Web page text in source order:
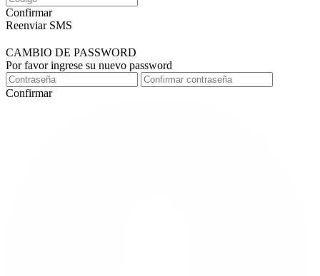
Confirmar
Reenviar SMS
CAMBIO DE PASSWORD
Por favor ingrese su nuevo password
Confirmar